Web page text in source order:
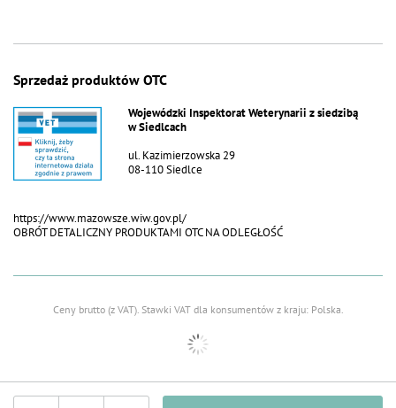
Sprzedaż produktów OTC
Wojewódzki Inspektorat Weterynarii z siedzibą
w Siedlcach
ul. Kazimierzowska 29
08-110 Siedlce
https://www.mazowsze.wiw.gov.pl/
OBRÓT DETALICZNY PRODUKTAMI OTC NA ODLEGŁOŚĆ
Ceny brutto (z VAT). Stawki VAT dla konsumentów z kraju: Polska